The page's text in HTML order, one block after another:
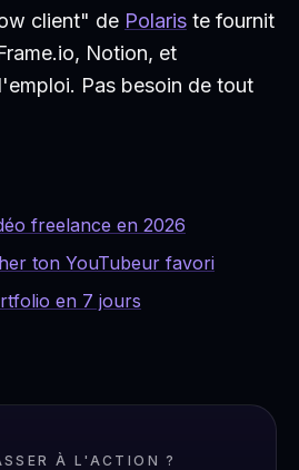
client" de Polaris te fournit
Notion, et
Pas besoin de tout
freelance en 2026
ton YouTubeur favori
en 7 jours
À L'ACTION ?